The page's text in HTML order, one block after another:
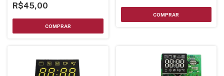
R$45,00